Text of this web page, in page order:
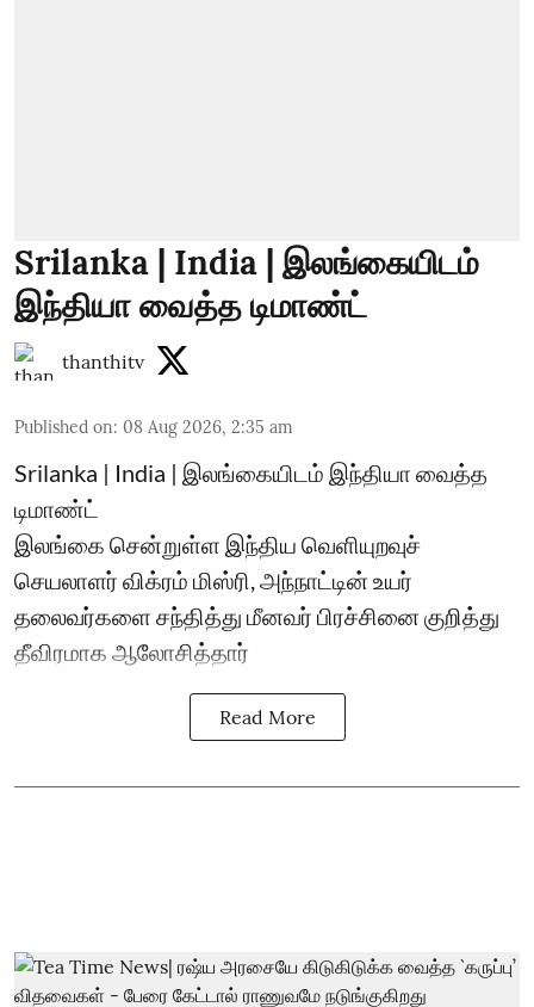
Srilanka | India | இலங்கையிடம்
இந்தியா வைத்த டிமாண்ட்
thanthitv
Published on: 08 Aug 2026, 2:35 am
Srilanka | India | இலங்கையிடம் இந்தியா வைத்த
டிமாண்ட்
இலங்கை சென்றுள்ள இந்திய வெளியுறவுச்
செயலாளர் விக்ரம் மிஸ்ரி, அந்நாட்டின் உயர்
தலைவர்களை சந்தித்து மீனவர் பிரச்சினை குறித்து
தீவிரமாக ஆலோசித்தார்
Read More